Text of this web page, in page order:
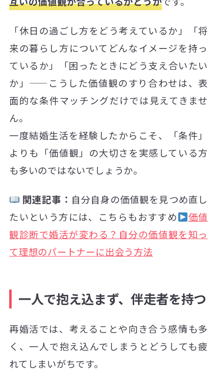
「休日の過ごし方をどう考えているか」「将
来の暮らし方についてどんなイメージを持っ
ているか」「困ったときにどう支え合いたい
か」——こうした価値観のすり合わせは、表
面的な条件マッチングだけでは見えてきませ
ん。
一度結婚生活を経験したからこそ、「条件」
よりも「価値観」の大切さを実感している方
も多いのではないでしょうか。
関連記事： 自分自身の価値観を見つめ直し
たいという方には、こちらもおすすめ
価値
観診断で婚活が変わる？自分の価値観を知っ
て理想のパートナーに出会う方法
一人で抱え込まず、伴走者を持つ
再婚活では、考えることや向き合う感情も多
く、一人で抱え込んでしまうとどうしても疲
れてしまいがちです。